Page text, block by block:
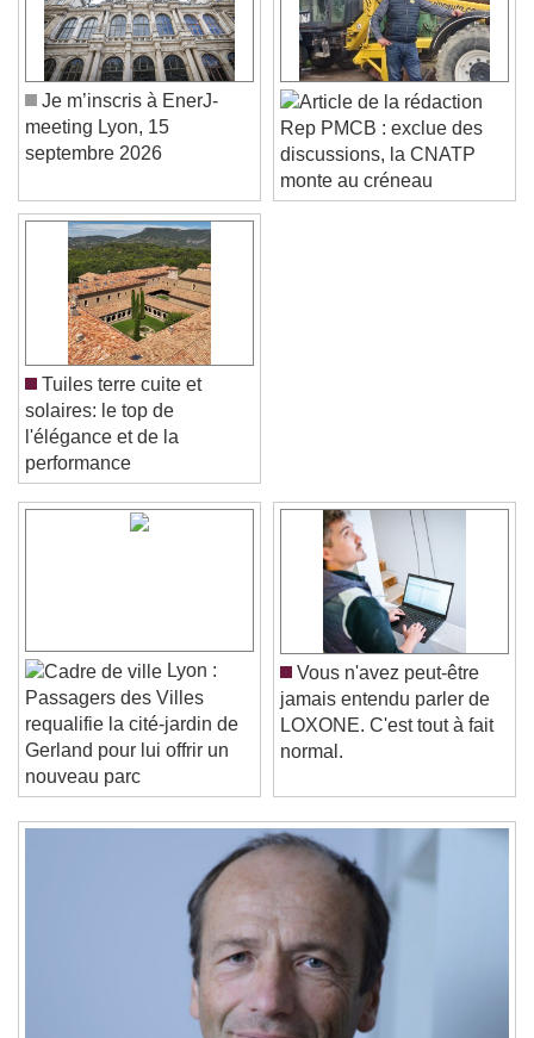
Skip Forward
Unmute
Current Time0:00
/
Duration-:-
Loaded:0%
Stream Type
Seek to live, currently behind liveLIVE
Remaining Time-0:00
Playback Rate
Chapters
Descriptions
descriptions off
, selected
Je m’inscris à EnerJ-
meeting Lyon, 15
Rep PMCB : exclue des
discussions, la CNATP
monte au créneau
Tuiles terre cuite et
solaires: le top de
l'élégance et de la
performance
Lyon :
Passagers des Villes
requalifie la cité-jardin de
Gerland pour lui offrir un
nouveau parc
Vous n'avez peut-être
jamais entendu parler de
LOXONE. C'est tout à fait